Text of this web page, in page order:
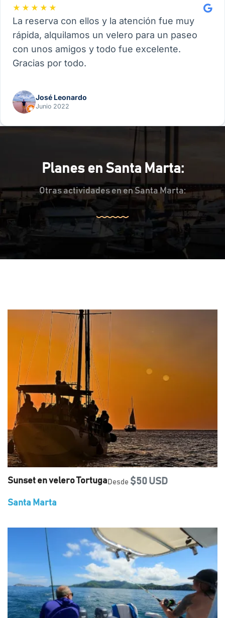
★★★★★
La reserva con ellos y la atención fue muy
rápida, alquilamos un velero para un paseo
con unos amigos y todo fue excelente.
Gracias por todo.
José Leonardo
Junio 2022
Planes en Santa Marta:
Otras actividades en en Santa Marta:
Sunset en velero Tortuga Desde $50 USD
Santa Marta